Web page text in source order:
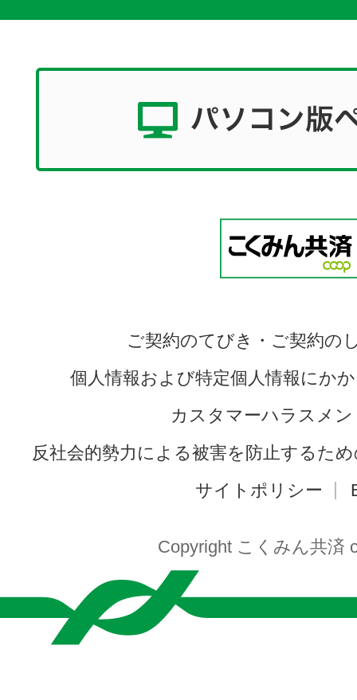
ご契約のてびき・ご契約の
個人情報および特定個人情報にか
カスタマーハラスメ
反社会的勢力による被害を防止するた
サイトポリシー
Copyright こくみん共済